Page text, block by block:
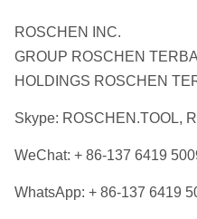
ROSCHEN INC.
GROUP ROSCHEN
HOLDINGS ROSCHEN
Skype: ROSCHEN.TOOL,
WeChat: + 86-137 6419
WhatsApp: + 86-137 6419